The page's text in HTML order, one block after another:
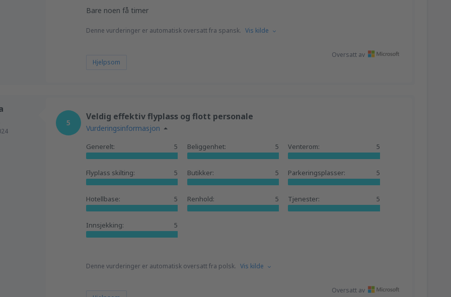
Bare noen få timer
Denne vurderinger er automatisk oversatt fra spansk. Vis kilde
Hjelpsom
Oversatt av
5
Veldig effektiv flyplass og flott personale
Vurderingsinformasjon
Generelt: 5 Beliggenhet: 5 Venterom: 5
Flyplass skilting: 5 Butikker: 5 Parkeringsplasser: 5
Hotellbase: 5 Renhold: 5 Tjenester: 5
Innsjekking: 5
Denne vurderinger er automatisk oversatt fra polsk. Vis kilde
Oversatt av